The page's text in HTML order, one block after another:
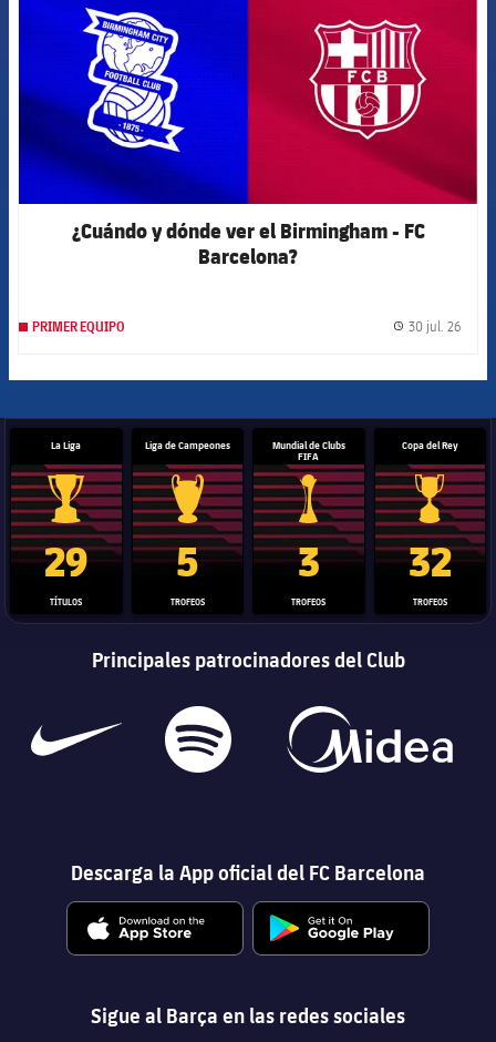
¿Cuándo y dónde ver el Birmingham - FC
Barcelona?
PRIMER EQUIPO 30 jul. 26
La Liga
Trofeo de La Liga
29
TÍTULOS
Liga de Campeones
Trofeo de la Liga de Campeones
5
TROFEOS
Mundial de Clubs
FIFA
Trofeo del Mundial de
3
TROFEOS
Copa del Rey
Copa del
32
TROFEOS
Principales patrocinadores del Club
Descarga la App oficial del FC Barcelona
Sigue al Barça en las redes sociales